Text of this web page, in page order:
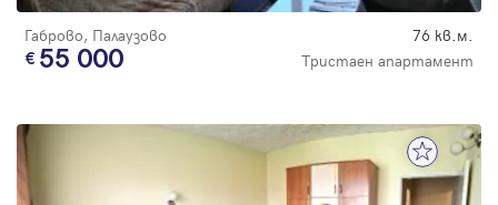
Габрово, Палаузово 76 кв.м.
55 000 Тристаен апартамент